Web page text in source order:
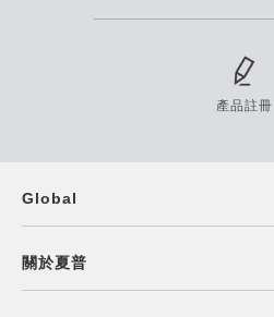
產品註冊
Global
關於夏普